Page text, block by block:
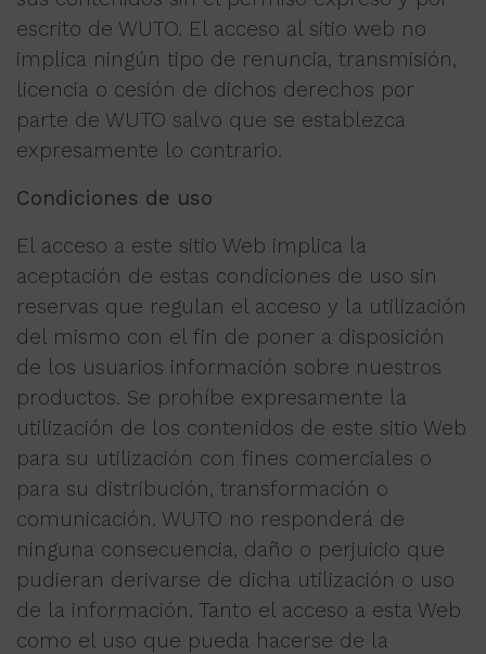
escrito de WUTO. El acceso al sitio web no
implica ningún tipo de renuncia, transmisión,
licencia o cesión de dichos derechos por
parte de WUTO salvo que se establezca
expresamente lo contrario.
Condiciones de uso
El acceso a este sitio Web implica la
aceptación de estas condiciones de uso sin
reservas que regulan el acceso y la utilización
del mismo con el fin de poner a disposición
de los usuarios información sobre nuestros
productos. Se prohíbe expresamente la
utilización de los contenidos de este sitio Web
para su utilización con fines comerciales o
para su distribución, transformación o
comunicación. WUTO no responderá de
ninguna consecuencia, daño o perjuicio que
pudieran derivarse de dicha utilización o uso
de la información. Tanto el acceso a esta Web
como el uso que pueda hacerse de la